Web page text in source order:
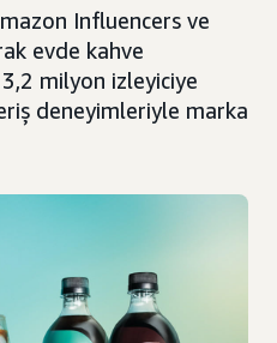
Influencers ve
evde kahve
milyon izleyiciye
deneyimleriyle marka